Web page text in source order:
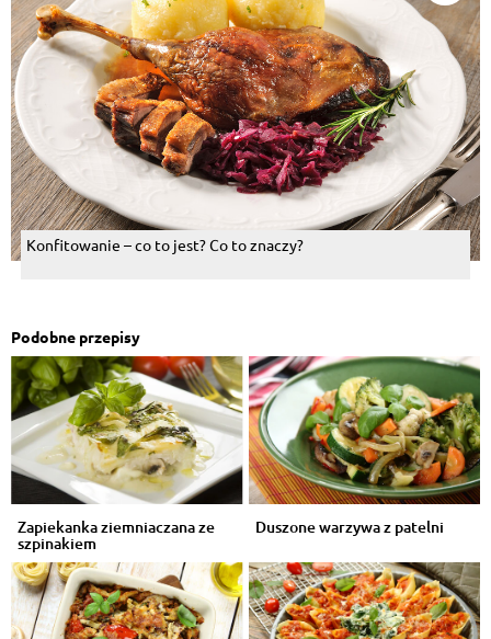
Konfitowanie – co to jest? Co to znaczy?
Podobne przepisy
Zapiekanka ziemniaczana ze
szpinakiem
Duszone warzywa z patelni